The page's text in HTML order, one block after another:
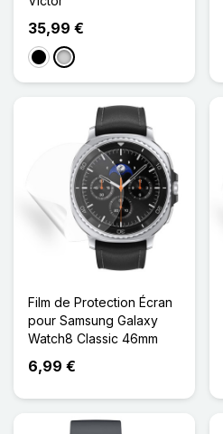
35,99 €
NoirArgenté
Film de Protection Écran
pour Samsung Galaxy
Watch8 Classic 46mm
6,99 €